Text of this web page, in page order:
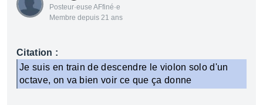
Posteur·euse AFfiné·e
Membre depuis 21 ans
Citation :
Je suis en train de descendre le violon solo d'un
octave, on va bien voir ce que ça donne